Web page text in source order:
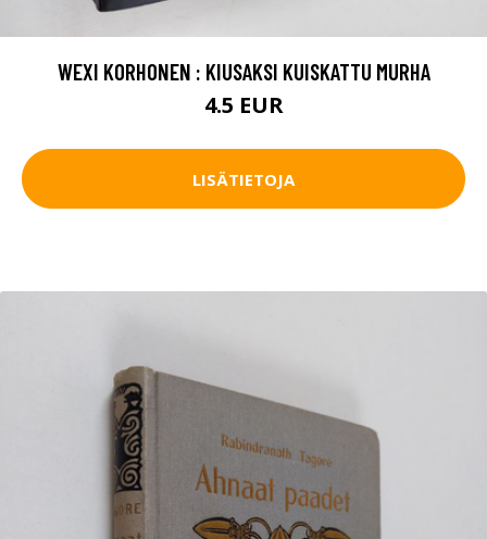
WEXI KORHONEN : KIUSAKSI KUISKATTU MURHA
4.5 EUR
LISÄTIETOJA